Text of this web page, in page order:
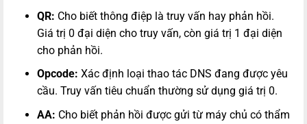
QR: Cho biết thông điệp là truy vấn hay phản hồi.
Giá trị 0 đại diện cho truy vấn, còn giá trị 1 đại diện
cho phản hồi.
Opcode: Xác định loại thao tác DNS đang được yêu
cầu. Truy vấn tiêu chuẩn thường sử dụng giá trị 0.
AA: Cho biết phản hồi được gửi từ máy chủ có thẩm